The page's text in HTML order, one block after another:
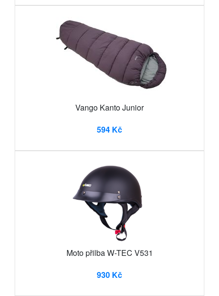
Vango Kanto Junior
594 Kč
Moto přilba W-TEC V531
930 Kč